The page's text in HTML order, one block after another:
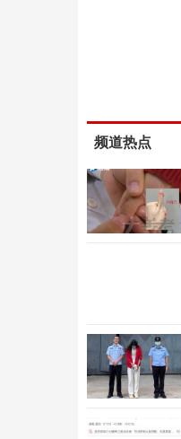
频道热点